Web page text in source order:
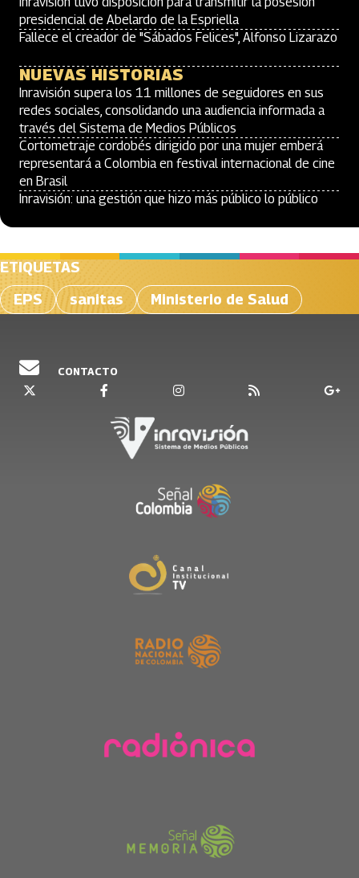
presidencial de Abelardo de la Espriella
Fallece el creador de "Sábados Felices", Alfonso Lizarazo
NUEVAS HISTORIAS
Inravisión supera los 11 millones de seguidores en sus
redes sociales, consolidando una audiencia informada a
través del Sistema de Medios Públicos
Cortometraje cordobés dirigido por una mujer emberá
representará a Colombia en festival internacional de cine
en Brasil
Inravisión: una gestión que hizo más público lo público
ETIQUETAS
EPS
sanitas Ministerio de Salud
CONTACTO